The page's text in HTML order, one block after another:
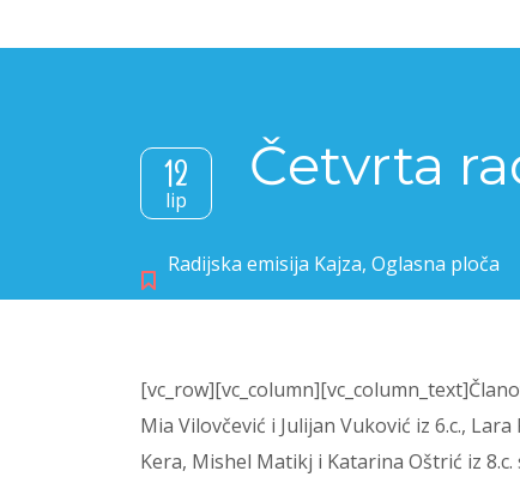
12
lip
Četvrta
Radijska emisija Kajza, Oglasna ploča
[vc_row][vc_column][vc_column_text]
Mia Vilovčević i Julijan Vuković iz 6.c.,
Kera, Mishel Matikj i Katarina Oštrić iz